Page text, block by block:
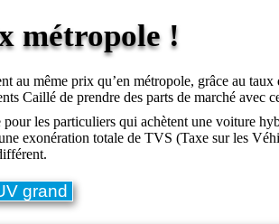
métropole !
au même prix qu’en métropole, grâce au
Caillé de prendre des parts de marché avec
les particuliers qui achètent une voiture
exonération totale de TVS (Taxe sur les
grand